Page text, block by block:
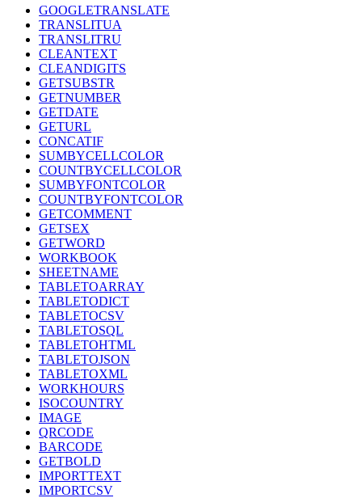
GOOGLETRANSLATE
TRANSLITUA
TRANSLITRU
CLEANTEXT
CLEANDIGITS
GETSUBSTR
GETNUMBER
GETDATE
GETURL
CONCATIF
SUMBYCELLCOLOR
COUNTBYCELLCOLOR
SUMBYFONTCOLOR
COUNTBYFONTCOLOR
GETCOMMENT
GETSEX
GETWORD
WORKBOOK
SHEETNAME
TABLETOARRAY
TABLETODICT
TABLETOCSV
TABLETOSQL
TABLETOHTML
TABLETOJSON
TABLETOXML
WORKHOURS
ISOCOUNTRY
IMAGE
QRCODE
BARCODE
GETBOLD
IMPORTTEXT
IMPORTCSV